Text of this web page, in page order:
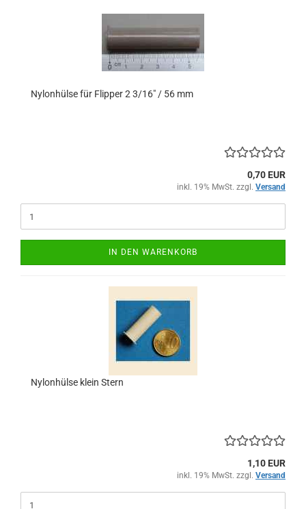
Nylonhülse für Flipper 2 3/16" / 56 mm
0,70 EUR
inkl. 19% MwSt. zzgl. Versand
IN DEN WARENKORB
Nylonhülse klein Stern
1,10 EUR
inkl. 19% MwSt. zzgl. Versand